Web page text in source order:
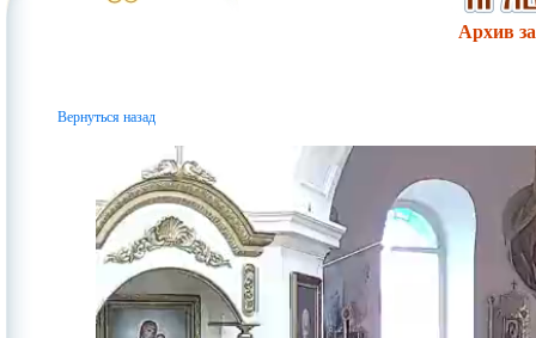
Архив
Вернуться назад